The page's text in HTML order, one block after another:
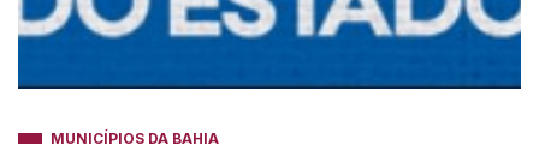
MUNICÍPIOS DA BAHIA